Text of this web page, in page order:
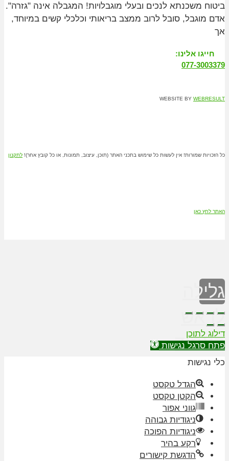
ביטוח משכנתא לנכים ובעלי מוגבלויות! המגבלה אינה "גזרה".
אדם מוגבל, סובל לרוב ממצב בריאותי וכלכלי קשים במיוחד,
אך
חייגו אלינו:
077-3003379
WEBSITE BY WEBRESULT
כל הזכויות שמורות! אין לעשות כל שימוש בתכני האתר (תוכן, עיצוב, תמונות, או כל קובץ אחר)! לתקנון
האתר לחץ כאן
גלילה
לראש
העמוד
דילוג לתוכן
פתח סרגל נגישות
כלי נגישות
הגדל טקסט
הקטן טקסט
גווני אפור
ניגודיות גבוהה
ניגודיות הפוכה
רקע בהיר
הדגשת קישורים